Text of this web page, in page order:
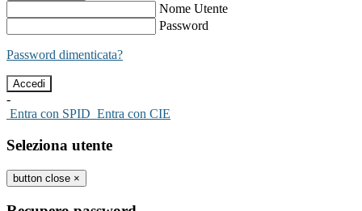
Nome Utente
Password
Password dimenticata?
-
Entra con SPID Entra con CIE
Seleziona utente
button close ×